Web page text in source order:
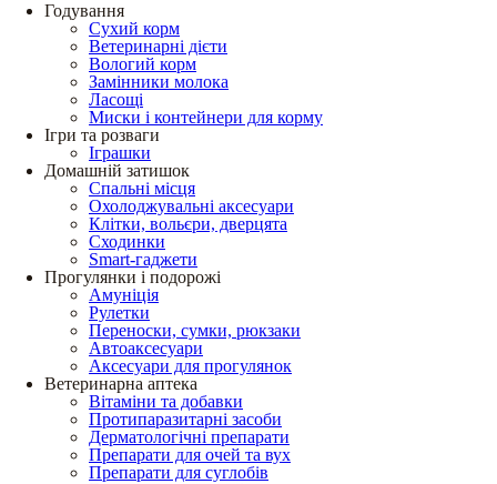
Годування
Сухий корм
Ветеринарні дієти
Вологий корм
Замінники молока
Ласощі
Миски і контейнери для корму
Ігри та розваги
Іграшки
Домашній затишок
Спальні місця
Охолоджувальні аксесуари
Клітки, вольєри, дверцята
Сходинки
Smart-гаджети
Прогулянки і подорожі
Амуніція
Рулетки
Переноски, сумки, рюкзаки
Автоаксесуари
Аксесуари для прогулянок
Ветеринарна аптека
Вітаміни та добавки
Протипаразитарні засоби
Дерматологічні препарати
Препарати для очей та вух
Препарати для суглобів